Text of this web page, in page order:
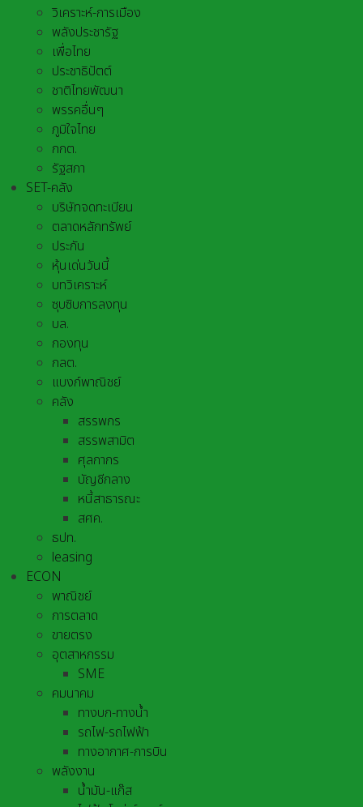
วิเคราะห์-การเมือง
พลังประชารัฐ
เพื่อไทย
ประชาธิปัตต์
ชาติไทยพัฒนา
พรรคอื่นๆ
ภูมิใจไทย
กกต.
รัฐสภา
SET-คลัง
บริษัทจดทะเบียน
ตลาดหลักทรัพย์
ประกัน
หุ้นเด่นวันนี้
บทวิเคราะห์
ซุบซิบการลงทุน
บล.
กองทุน
กลต.
แบงก์พาณิชย์
คลัง
สรรพกร
สรรพสามิต
ศุลกากร
บัญชีกลาง
หนี้สาธารณะ
สศค.
ธปท.
leasing
ECON
พาณิชย์
การตลาด
ขายตรง
อุตสาหกรรม
SME
คมนาคม
ทางบก-ทางน้ำ
รถไฟ-รถไฟฟ้า
ทางอากาศ-การบิน
พลังงาน
น้ำมัน-แก๊ส